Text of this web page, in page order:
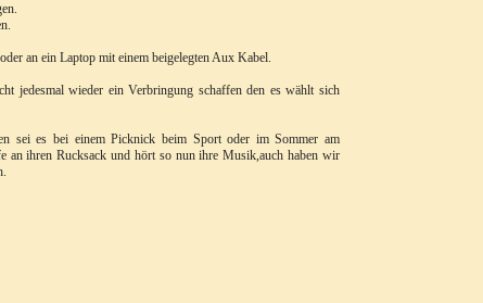
an ein Laptop mit einem beigelegten Aux Kabel.
jedesmal wieder ein Verbringung schaffen den es wählt sich
sei es bei einem Picknick beim Sport oder im Sommer am
an ihren Rucksack und hört so nun ihre Musik,auch haben wir